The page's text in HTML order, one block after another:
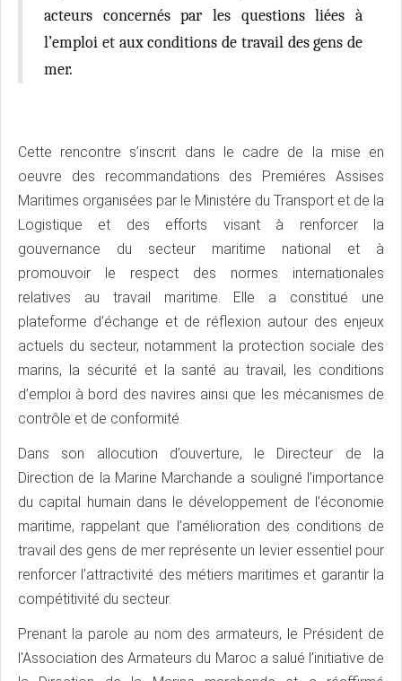
acteurs concernés par les questions liées à
l’emploi et aux conditions de travail des gens de
mer.
Cette rencontre s’inscrit dans le cadre de la mise en
oeuvre des recommandations des Premiéres Assises
Maritimes organisées par le Ministére du Transport et de la
Logistique et des efforts visant à renforcer la
gouvernance du secteur maritime national et à
promouvoir le respect des normes internationales
relatives au travail maritime. Elle a constitué une
plateforme d’échange et de réflexion autour des enjeux
actuels du secteur, notamment la protection sociale des
marins, la sécurité et la santé au travail, les conditions
d’emploi à bord des navires ainsi que les mécanismes de
contrôle et de conformité.
Dans son allocution d’ouverture, le Directeur de la
Direction de la Marine Marchande a souligné l’importance
du capital humain dans le développement de l’économie
maritime, rappelant que l’amélioration des conditions de
travail des gens de mer représente un levier essentiel pour
renforcer l’attractivité des métiers maritimes et garantir la
compétitivité du secteur.
Prenant la parole au nom des armateurs, le Président de
l'Association des Armateurs du Maroc a salué l’initiative de